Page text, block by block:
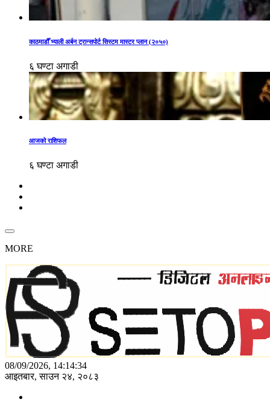
काठमाडौँ भ्याली अर्बन ट्रान्सपोर्ट सिस्टम मास्टर प्लान (२०५०)
६ घण्टा अगाडी
आजको राशिफल
६ घण्टा अगाडी
MORE
08/09/2026, 14:14:34
आइतबार, साउन २४, २०८३